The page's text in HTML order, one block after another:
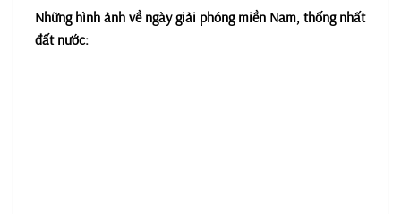
Những hình ảnh về ngày giải phóng miền Nam, thống nhất
đất nước: